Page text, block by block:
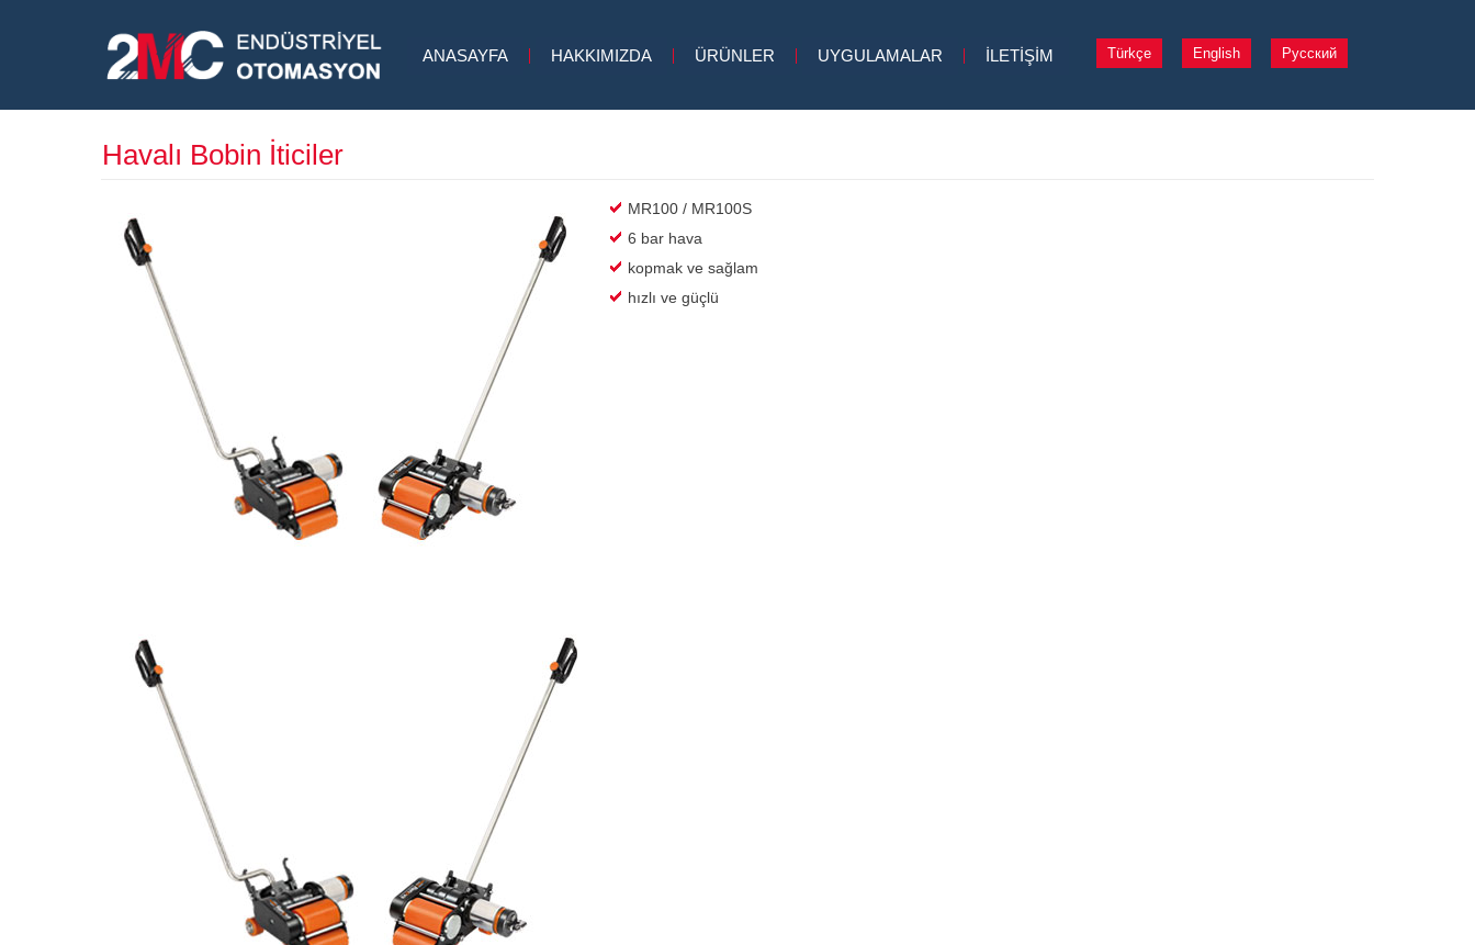
Türkçe English Русский
ANASAYFA HAKKIMIZDA ÜRÜNLER UYGULAMALAR İLETİŞİM
Havalı Bobin İticiler
MR100 / MR100S
6 bar hava
kopmak ve sağlam
hızlı ve güçlü